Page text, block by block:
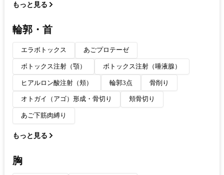
もっと見る
輪郭・首
エラボトックス あごプロテーゼ
ボトックス注射（顎） ボトックス注射（唾液腺）
ヒアルロン酸注射（頬） 輪郭3点 骨削り
オトガイ（アゴ）形成・骨切り 頬骨切り
あご下筋肉縛り
もっと見る
胸